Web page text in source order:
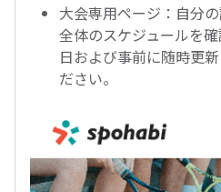
大会専用ページ：自分
全体のスケジュールを
日および事前に随時更
ださい。